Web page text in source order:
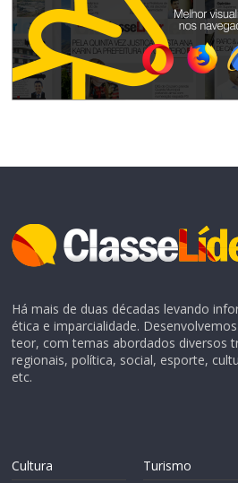
Há mais de duas décadas levando
ética e imparcialidade.
teor, com temas abordados diversos
regionais, política, social, esporte,
etc.
Cultura Turismo